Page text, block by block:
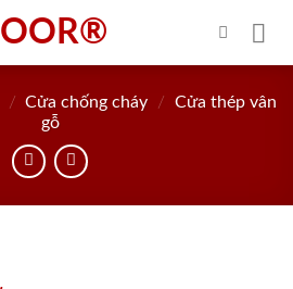
/ Cửa chống cháy /
Cửa thép vân
gỗ